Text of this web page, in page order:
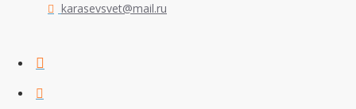
karasevsvet@mail.ru